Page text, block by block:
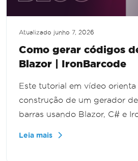
Atualizado junho 7, 2026
Como gerar códigos
Blazor | IronBarcode
Este tutorial em vídeo orienta
construção de um gerador
barras usando Blazor, C# e
Leia mais